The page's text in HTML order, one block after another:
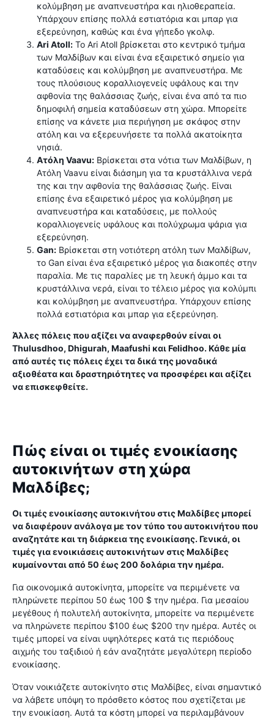
κολύμβηση με αναπνευστήρα και ηλιοθεραπεία.
Υπάρχουν επίσης πολλά εστιατόρια και μπαρ για
εξερεύνηση, καθώς και ένα γήπεδο γκολφ.
Ari Atoll: Το Ari Atoll βρίσκεται στο κεντρικό τμήμα
των Μαλδίβων και είναι ένα εξαιρετικό σημείο για
καταδύσεις και κολύμβηση με αναπνευστήρα. Με
τους πλούσιους κοραλλιογενείς υφάλους και την
αφθονία της θαλάσσιας ζωής, είναι ένα από τα πιο
δημοφιλή σημεία καταδύσεων στη χώρα. Μπορείτε
επίσης να κάνετε μια περιήγηση με σκάφος στην
ατόλη και να εξερευνήσετε τα πολλά ακατοίκητα
νησιά.
Ατόλη Vaavu: Βρίσκεται στα νότια των Μαλδίβων, η
Ατόλη Vaavu είναι διάσημη για τα κρυστάλλινα νερά
της και την αφθονία της θαλάσσιας ζωής. Είναι
επίσης ένα εξαιρετικό μέρος για κολύμβηση με
αναπνευστήρα και καταδύσεις, με πολλούς
κοραλλιογενείς υφάλους και πολύχρωμα ψάρια για
εξερεύνηση.
Gan: Βρίσκεται στη νοτιότερη ατόλη των Μαλδίβων,
το Gan είναι ένα εξαιρετικό μέρος για διακοπές στην
παραλία. Με τις παραλίες με τη λευκή άμμο και τα
κρυστάλλινα νερά, είναι το τέλειο μέρος για κολύμπι
και κολύμβηση με αναπνευστήρα. Υπάρχουν επίσης
πολλά εστιατόρια και μπαρ για εξερεύνηση.
Άλλες πόλεις που αξίζει να αναφερθούν είναι οι
Thulusdhoo, Dhigurah, Maafushi και Felidhoo. Κάθε μία
από αυτές τις πόλεις έχει τα δικά της μοναδικά
αξιοθέατα και δραστηριότητες να προσφέρει και αξίζει
να επισκεφθείτε.
Πώς είναι οι τιμές ενοικίασης
αυτοκινήτων στη χώρα
Μαλδίβες;
Οι τιμές ενοικίασης αυτοκινήτου στις Μαλδίβες μπορεί
να διαφέρουν ανάλογα με τον τύπο του αυτοκινήτου που
αναζητάτε και τη διάρκεια της ενοικίασης. Γενικά, οι
τιμές για ενοικιάσεις αυτοκινήτων στις Μαλδίβες
κυμαίνονται από 50 έως 200 δολάρια την ημέρα.
Για οικονομικά αυτοκίνητα, μπορείτε να περιμένετε να
πληρώνετε περίπου 50 έως 100 $ την ημέρα. Για μεσαίου
μεγέθους ή πολυτελή αυτοκίνητα, μπορείτε να περιμένετε
να πληρώνετε περίπου $100 έως $200 την ημέρα. Αυτές οι
τιμές μπορεί να είναι υψηλότερες κατά τις περιόδους
αιχμής του ταξιδιού ή εάν αναζητάτε μεγαλύτερη περίοδο
ενοικίασης.
Όταν νοικιάζετε αυτοκίνητο στις Μαλδίβες, είναι σημαντικό
να λάβετε υπόψη το πρόσθετο κόστος που σχετίζεται με
την ενοικίαση. Αυτά τα κόστη μπορεί να περιλαμβάνουν